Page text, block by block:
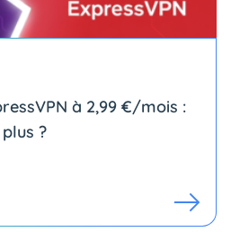
à 2,99 €/mois :
?